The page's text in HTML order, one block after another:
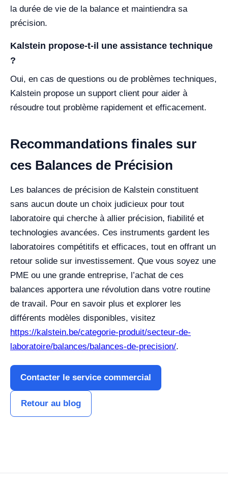
la durée de vie de la balance et maintiendra sa
précision.
Kalstein propose-t-il une assistance technique
?
Oui, en cas de questions ou de problèmes techniques,
Kalstein propose un support client pour aider à
résoudre tout problème rapidement et efficacement.
Recommandations finales sur
ces Balances de Précision
Les balances de précision de Kalstein constituent
sans aucun doute un choix judicieux pour tout
laboratoire qui cherche à allier précision, fiabilité et
technologies avancées. Ces instruments gardent les
laboratoires compétitifs et efficaces, tout en offrant un
retour solide sur investissement. Que vous soyez une
PME ou une grande entreprise, l’achat de ces
balances apportera une révolution dans votre routine
de travail. Pour en savoir plus et explorer les
différents modèles disponibles, visitez
https://kalstein.be/categorie-produit/secteur-de-
laboratoire/balances/balances-de-precision/.
Contacter le service commercial
Retour au blog